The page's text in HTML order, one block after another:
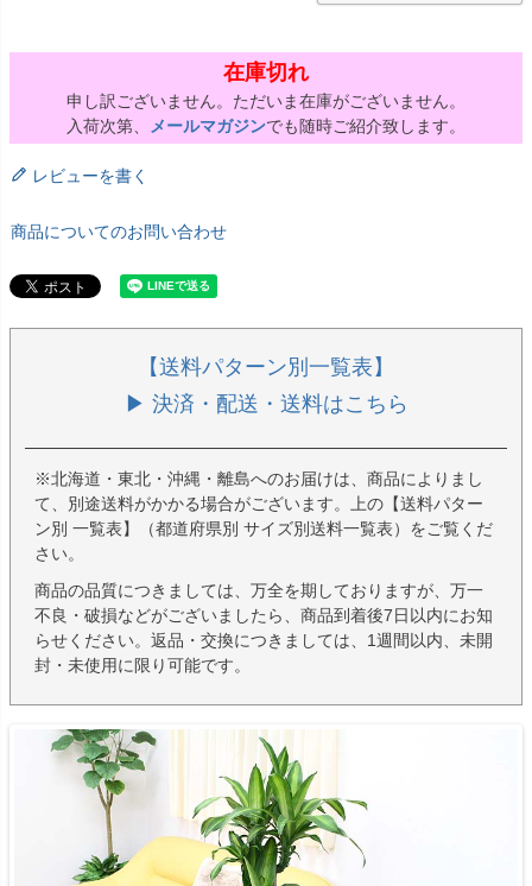
在庫切れ
申し訳ございません。ただいま在庫がございません。
入荷次第、 メールマガジンでも随時ご紹介致します。
レビューを書く
商品についてのお問い合わせ
【送料パターン別一覧表】
▶ 決済・配送・送料はこちら
※北海道・東北・沖縄・離島へのお届けは、商品によりまし
て、別途送料がかかる場合がございます。上の【送料パター
ン別 一覧表】（都道府県別 サイズ別送料一覧表）をご覧くだ
さい。
商品の品質につきましては、万全を期しておりますが、万一
不良・破損などがございましたら、商品到着後7日以内にお知
らせください。返品・交換につきましては、1週間以内、未開
封・未使用に限り可能です。